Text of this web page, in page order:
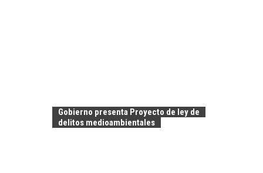
Gobierno presenta Proyecto de ley de
delitos medioambientales